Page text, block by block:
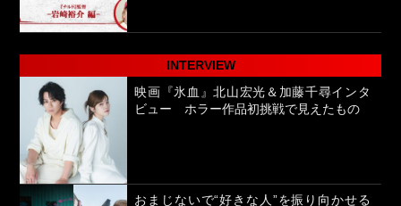
INTERVIEW
映画『氷血』北山宏光＆加藤千尋インタ
ビュー ホラー作品初挑戦で見えたもの
おまじないで“好きな人”を振り向かせる